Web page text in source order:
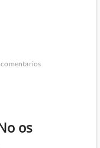
comentarios
os